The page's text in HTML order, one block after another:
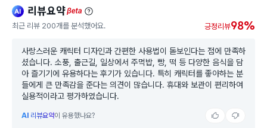
ai 리뷰요약beta
최근 리뷰 200개를 분석했어요. 긍정리뷰98%
사랑스러운 캐릭터 디자인과 간편한 사용법이 돋보인다는 점에 만족하
셨습니다. 소풍, 출근길, 일상에서 주먹밥, 빵, 떡 등 다양한 음식을 담
아 즐기기에 유용하다는 후기가 있습니다. 특히 캐릭터를 좋아하는 분
들에게 큰 만족감을 준다는 의견이 많습니다. 휴대와 보관이 편리하여
실용적이라고 평가하였습니다.
AI 리뷰요약이 유용했나요?